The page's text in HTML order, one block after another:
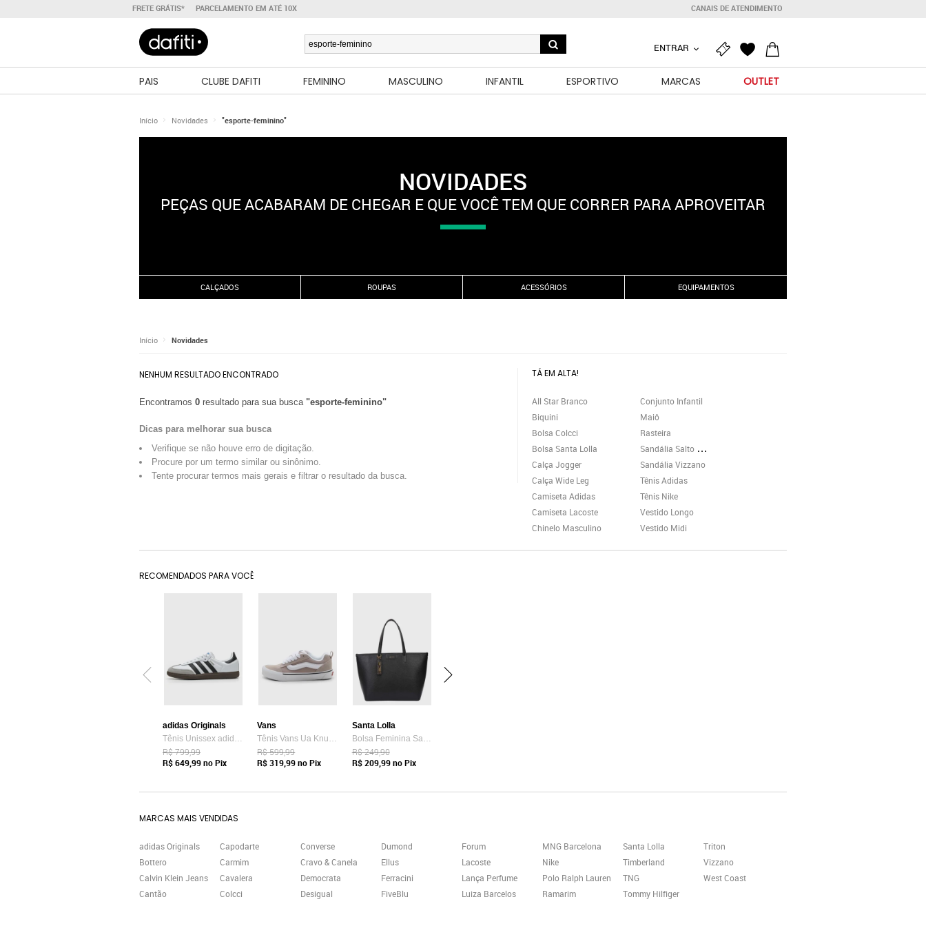
FRETE GRÁTIS* PARCELAMENTO EM ATÉ 10X CANAIS DE ATENDIMENTO
ENTRAR
PAIS CLUBE DAFITI FEMININO MASCULINO INFANTIL ESPORTIVO MARCAS OUTLET
Início Novidades "esporte-feminino"
NOVIDADES
PEÇAS QUE ACABARAM DE CHEGAR E QUE VOCÊ TEM QUE CORRER PARA APROVEITAR
CALÇADOS ROUPAS ACESSÓRIOS EQUIPAMENTOS
Início Novidades
NENHUM RESULTADO ENCONTRADO
Encontramos 0 resultado para sua busca "esporte-feminino"
Dicas para melhorar sua busca
Verifique se não houve erro de digitação.
Procure por um termo similar ou sinônimo.
Tente procurar termos mais gerais e filtrar o resultado da busca.
TÁ EM ALTA!
All Star Branco
Biquini
Bolsa Colcci
Bolsa Santa Lolla
Calça Jogger
Calça Wide Leg
Camiseta Adidas
Camiseta Lacoste
Chinelo Masculino
Conjunto Infantil
Maiô
Rasteira
Sandália Salto Grosso
Sandália Vizzano
Tênis Adidas
Tênis Nike
Vestido Longo
Vestido Midi
RECOMENDADOS PARA VOCÊ
adidas Originals
Tênis Unissex adidas Originals Samba OG Branco
R$ 799,99
R$ 649,99no Pix
Vans
Tênis Vans Ua Knu Skool Bege
R$ 599,99
R$ 319,99no Pix
Santa Lolla
Bolsa Feminina Santa Lolla Tote Preta
R$ 249,90
R$ 209,99no Pix
MARCAS MAIS VENDIDAS
adidas Originals
Bottero
Calvin Klein Jeans
Cantão
Capodarte
Carmim
Cavalera
Colcci
Converse
Cravo & Canela
Democrata
Desigual
Dumond
Ellus
Ferracini
FiveBlu
Forum
Lacoste
Lança Perfume
Luiza Barcelos
MNG Barcelona
Nike
Polo Ralph Lauren
Ramarim
Santa Lolla
Timberland
TNG
Tommy Hilfiger
Triton
Vizzano
West Coast